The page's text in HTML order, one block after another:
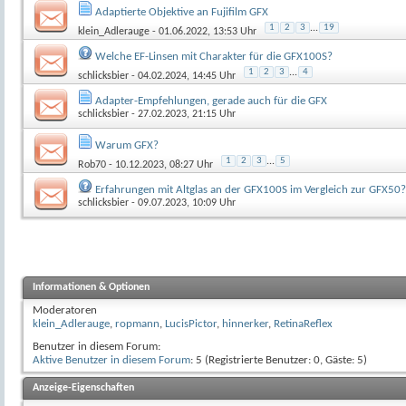
Adaptierte Objektive an Fujifilm GFX
klein_Adlerauge - 01.06.2022, 13:53 Uhr 1 2 3 ... 19
Welche EF-Linsen mit Charakter für die GFX100S?
schlicksbier - 04.02.2024, 14:45 Uhr 1 2 3 ... 4
Adapter-Empfehlungen, gerade auch für die GFX
schlicksbier - 27.02.2023, 21:15 Uhr
Warum GFX?
Rob70 - 10.12.2023, 08:27 Uhr 1 2 3 ... 5
Erfahrungen mit Altglas an der GFX100S im Vergleich zur GFX50?
schlicksbier - 09.07.2023, 10:09 Uhr
Informationen & Optionen
Moderatoren
klein_Adlerauge, ropmann, LucisPictor, hinnerker, RetinaReflex
Benutzer in diesem Forum:
Aktive Benutzer in diesem Forum: 5 (Registrierte Benutzer: 0, Gäste: 5)
Anzeige-Eigenschaften